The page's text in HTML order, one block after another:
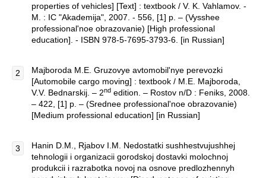
properties of vehicles] [Text] : textbook / V. K. Vahlamov. -
M. : IC "Akademija", 2007. - 556, [1] p. – (Vysshee
professional'noe obrazovanie) [High professional
education]. - ISBN 978-5-7695-3793-6. [in Russian]
Majboroda M.E. Gruzovye avtomobil'nye perevozki
[Automobile cargo moving] : textbook / M.E. Majboroda,
V.V. Bednarskij. – 2nd edition. – Rostov n/D : Feniks, 2008.
– 422, [1] p. – (Srednee professional'noe obrazovanie)
[Medium professional education] [in Russian]
Hanin D.M., Rjabov I.M. Nedostatki sushhestvujushhej
tehnologii i organizacii gorodskoj dostavki molochnoj
produkcii i razrabotka novoj na osnove predlozhennyh